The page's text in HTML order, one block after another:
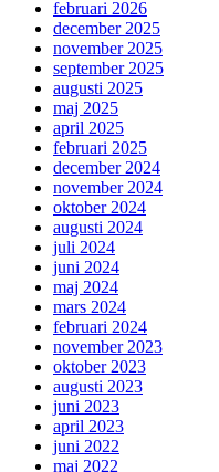
februari 2026
december 2025
november 2025
september 2025
augusti 2025
maj 2025
april 2025
februari 2025
december 2024
november 2024
oktober 2024
augusti 2024
juli 2024
juni 2024
maj 2024
mars 2024
februari 2024
november 2023
oktober 2023
augusti 2023
juni 2023
april 2023
juni 2022
maj 2022